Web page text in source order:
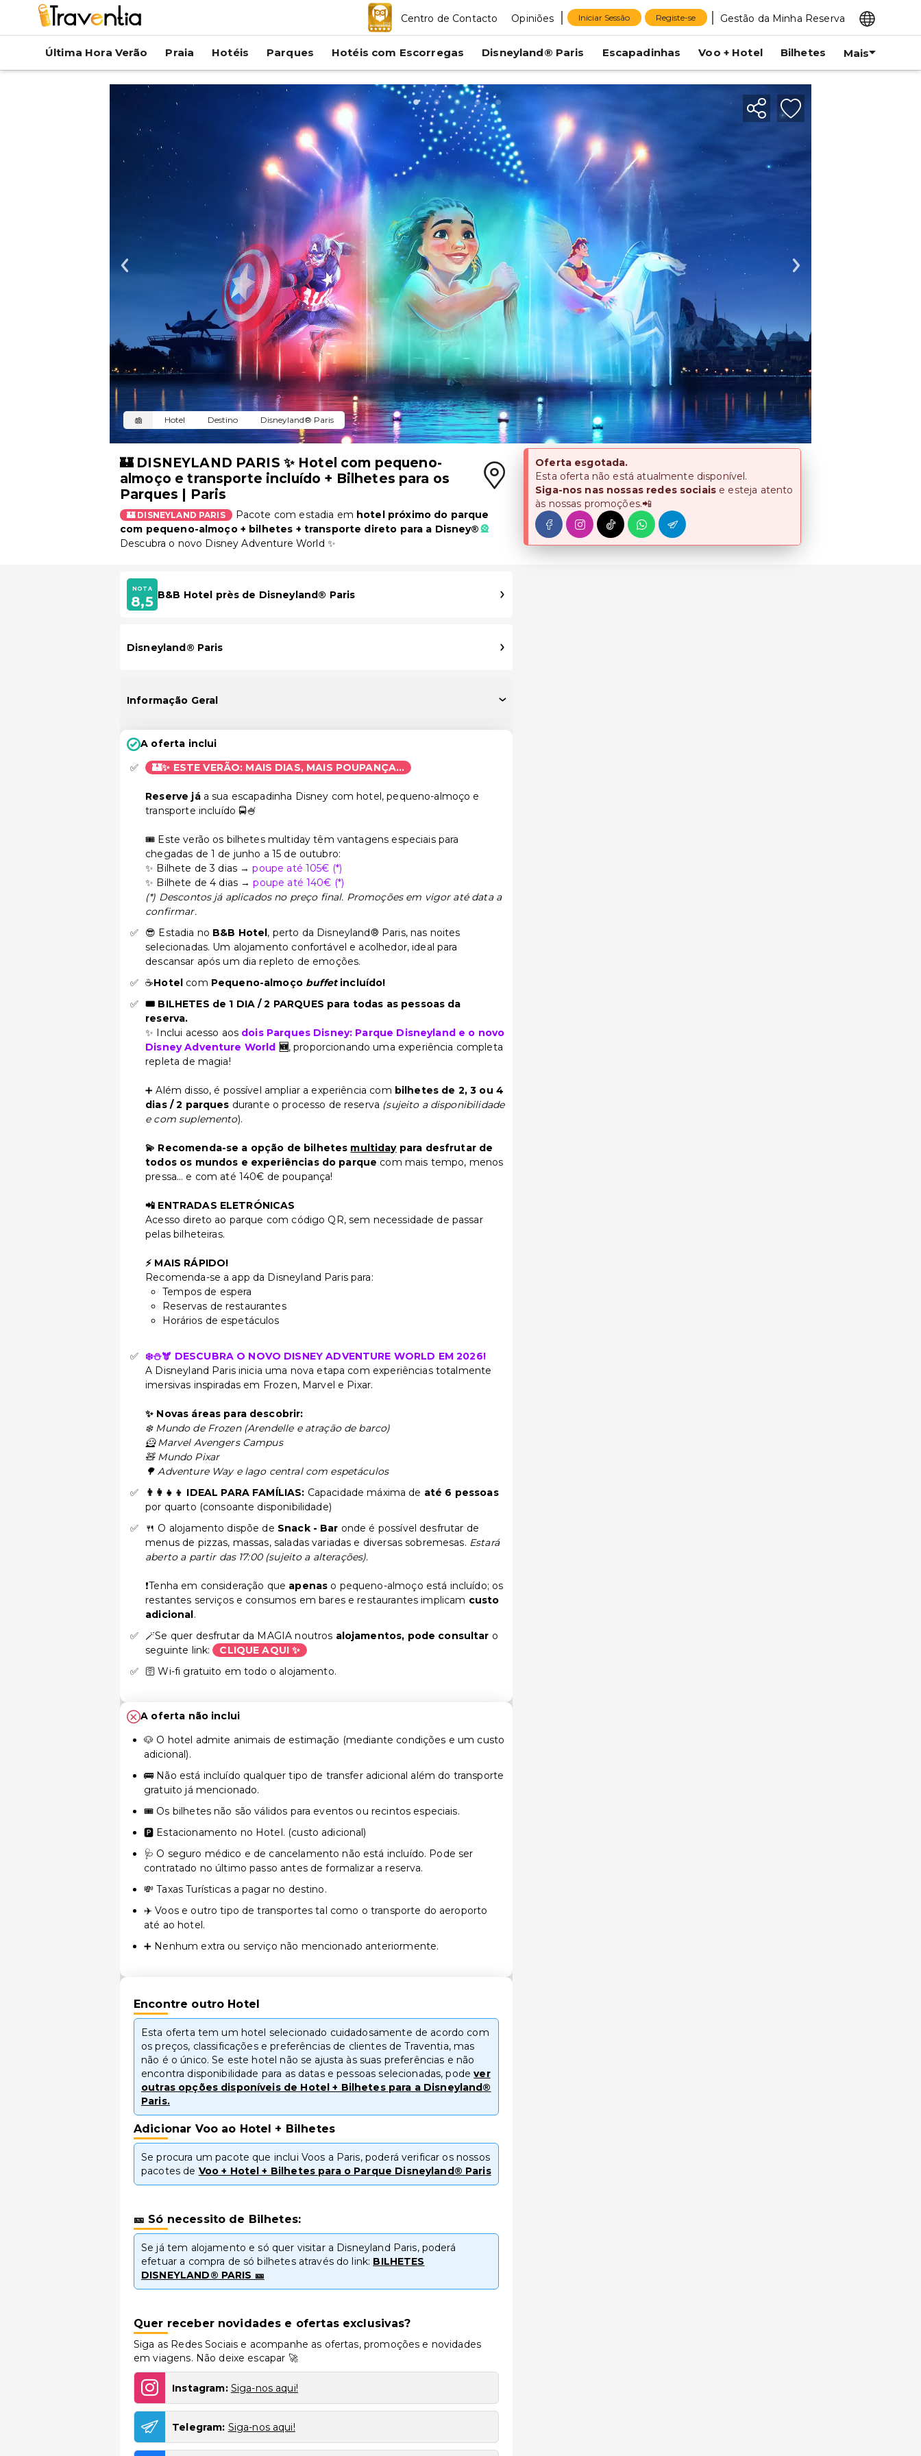
Centro de Contacto Opiniões Iniciar Sessão Registe-se Gestão da Minha Reserva
Última Hora Verão Praia Hotéis Parques Hotéis com Escorregas Disneyland® Paris Escapadinhas Voo + Hotel Bilhetes Mais
Hotel Destino Disneyland® Paris
🏰 DISNEYLAND PARIS ✨ Hotel com pequeno-
almoço e transporte incluído + Bilhetes para os
Parques | Paris
🏰 DISNEYLAND PARIS Pacote com estadia em hotel próximo do parque
com pequeno-almoço + bilhetes + transporte direto para a Disney®🎡
Descubra o novo Disney Adventure World ✨
NOTA
8,5 B&B Hotel près de Disneyland® Paris
Disneyland® Paris
Informação Geral
A oferta inclui
🏰✨ ESTE VERÃO: MAIS DIAS, MAIS POUPANÇA...
Reserve jáa sua escapadinha Disney com hotel, pequeno-almoço e
transporte incluído 🚍🍧
🎟️ Este verão os bilhetes multiday têm vantagens especiais para
chegadas de 1 de junho a 15 de outubro:
✨ Bilhete de 3 dias → poupe até 105€ (*)
✨ Bilhete de 4 dias →poupe até 140€ (*)
(*) Descontos já aplicados no preço final. Promoções em vigor até data a
confirmar.
😎 Estadia no B&B Hotel, perto da Disneyland® Paris, nas noites
selecionadas. Um alojamento confortável e acolhedor, ideal para
descansar após um dia repleto de emoções.
☕Hotel com Pequeno-almoço buffetincluído!
🎟️ BILHETES de 1 DIA / 2 PARQUES para todas as pessoas da
reserva.
✨ Inclui acesso aos dois Parques Disney: Parque Disneyland e o novo
Disney Adventure World 🆕, proporcionando uma experiência completa
repleta de magia!
➕ Além disso, é possível ampliar a experiência com bilhetes de 2, 3 ou 4
dias / 2 parques durante o processo de reserva (sujeito a disponibilidade
e com suplemento).
💫 Recomenda-se a opção de bilhetes multidaypara desfrutar de
todos os mundos e experiências do parque com mais tempo, menos
pressa… e com até 140€ de poupança!
📲 ENTRADAS ELETRÓNICAS
Acesso direto ao parque com código QR, sem necessidade de passar
pelas bilheteiras.
⚡ MAIS RÁPIDO!
Recomenda-se a app da Disneyland Paris para:
Tempos de espera
Reservas de restaurantes
Horários de espetáculos
❄️⛄🫎 DESCUBRA O NOVO DISNEY ADVENTURE WORLD EM 2026!
A Disneyland Paris inicia uma nova etapa com experiências totalmente
imersivas inspiradas em Frozen, Marvel e Pixar.
✨ Novas áreas para descobrir:
❄️ Mundo de Frozen (Arendelle e atração de barco)
🦸 Marvel Avengers Campus
🧸 Mundo Pixar
🌳 Adventure Way e lago central com espetáculos
👨‍👩‍👧‍👦 IDEAL PARA FAMÍLIAS: Capacidade máxima de até 6 pessoas
por quarto (consoante disponibilidade)
🍴 O alojamento dispõe de Snack - Bar onde é possível desfrutar de
menus de pizzas, massas, saladas variadas e diversas sobremesas. Estará
aberto a partir das 17:00 (sujeito a alterações).
❗Tenha em consideração que apenas o pequeno-almoço está incluído; os
restantes serviços e consumos em bares e restaurantes implicam custo
adicional.
🪄Se quer desfrutar da MAGIA noutros alojamentos, pode consultar o
seguinte link: CLIQUE AQUI ✨
🛜 Wi-fi gratuito em todo o alojamento.
A oferta não inclui
🐶 O hotel admite animais de estimação (mediante condições e um custo
adicional).
🚌 Não está incluído qualquer tipo de transfer adicional além do transporte
gratuito já mencionado.
🎟️ Os bilhetes não são válidos para eventos ou recintos especiais.
🅿️ Estacionamento no Hotel. (custo adicional)
🩺 O seguro médico e de cancelamento não está incluído. Pode ser
contratado no último passo antes de formalizar a reserva.
💸 Taxas Turísticas a pagar no destino.
✈️ Voos e outro tipo de transportes tal como o transporte do aeroporto
até ao hotel.
➕ Nenhum extra ou serviço não mencionado anteriormente.
Encontre outro Hotel
Esta oferta tem um hotel selecionado cuidadosamente de acordo com
os preços, classificações e preferências de clientes de Traventia, mas
não é o único. Se este hotel não se ajusta às suas preferências e não
encontra disponibilidade para as datas e pessoas selecionadas, podever
outras opções disponíveis de Hotel + Bilhetes para a Disneyland®
Paris.
Adicionar Voo ao Hotel + Bilhetes
Se procura um pacote que inclui Voos a Paris, poderá verificar os nossos
pacotes de Voo + Hotel + Bilhetes para o Parque Disneyland® Paris
🎫 Só necessito de Bilhetes:
Se já tem alojamento e só quer visitar a Disneyland Paris, poderá
efetuar a compra de só bilhetes através do link: BILHETES
DISNEYLAND® PARIS 🎫
Quer receber novidades e ofertas exclusivas?
Siga as Redes Sociais e acompanhe as ofertas, promoções e novidades
em viagens. Não deixe escapar 🚀
Instagram: Siga-nos aqui!
Telegram: Siga-nos aqui!
Oferta esgotada.
Esta oferta não está atualmente disponível.
Siga-nos nas nossas redes sociais e esteja atento
às nossas promoções.📲